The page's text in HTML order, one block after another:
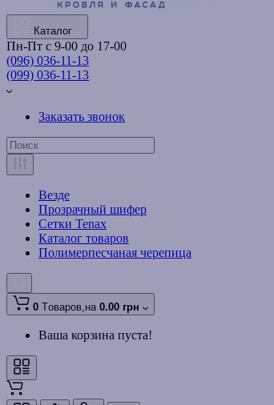
Каталог
Пн-Пт с 9-00 до 17-00
(096) 036-11-13
(099) 036-11-13
Заказать звонок
Везде
Прозрачный шифер
Сетки Tenax
Каталог товаров
Полимерпесчаная черепица
0 Tоваров,на 0.00 грн
Ваша корзина пуста!